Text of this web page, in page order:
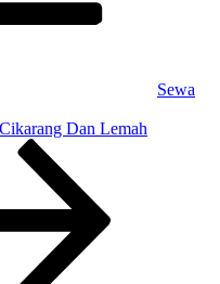
Sewa
Dan Lemah